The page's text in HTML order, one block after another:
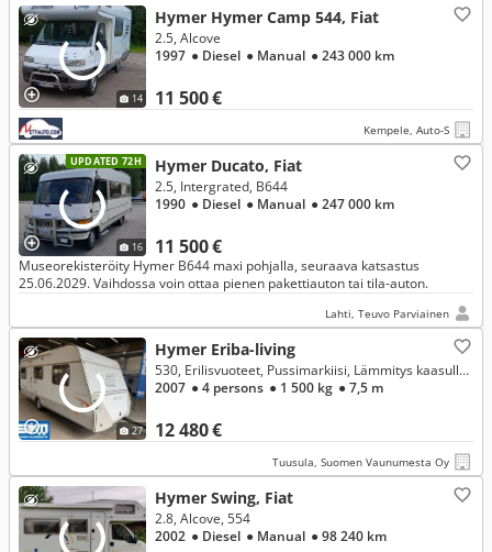
14
Hymer Hymer Camp 544, Fiat
11 500 €
2.5, Alcove
1997 ● Diesel ● Manual ● 243 000 km
Kempele, Auto-S
UPDATED 72H
16
Hymer Ducato, Fiat
11 500 €
2.5, Intergrated, B644
1990 ● Diesel ● Manual ● 247 000 km
Museorekisteröity Hymer B644 maxi pohjalla, seuraava katsastus
25.06.2029. Vaihdossa voin ottaa pienen pakettiauton tai tila-auton.
Lahti, Teuvo Parviainen
27
Hymer Eriba-living
12 480 €
530, Erilisvuoteet, Pussimarkiisi, Lämmitys kaasulla ja sähköllä, lämminvesi, laadukas vaunu Ym!
2007 ● 4 persons ● 1 500 kg ● 7,5 m
Tuusula, Suomen Vaunumesta Oy
Hymer Swing, Fiat
2.8, Alcove, 554
2002 ● Diesel ● Manual ● 98 240 km